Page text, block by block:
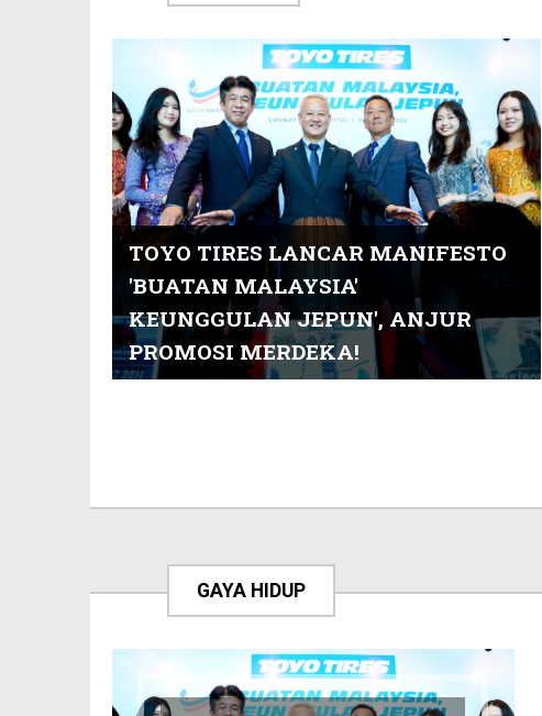
TOYO TIRES LANCAR MANIFESTO
'BUATAN MALAYSIA'
KEUNGGULAN JEPUN', ANJUR
PROMOSI MERDEKA!
GAYA HIDUP